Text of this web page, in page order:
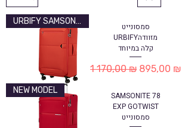
URBIFY SAMSONITE
סמסונייט
URBIFYמזוודה
קלה במיוחד
Обычная цена
1 170,00 ₪ Цена со
895,00 ₪
NEW MODEL
SAMSONITE 78
EXP GOTWIST
סמסונייט